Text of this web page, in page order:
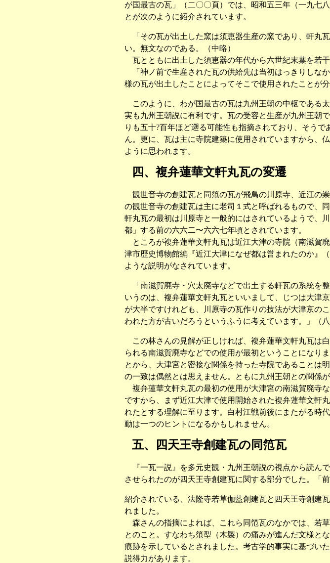
が国最古の瓦」（二〇〇頁）では、昭和五三年（一九七
とが次のように紹介されています。
「その瓦が出土した窯は須恵器生産の窯であり、軒丸
い。無文なのである。（中略）
瓦とともに出土した須恵器の年代から六世紀末葉を若
「神ノ前で生産された瓦の供給先は当初はっきりしな
様の瓦が出土したことによってそこで使用されたことが分
このように、わが国最古の瓦は九州王朝の中枢である
実も九州王朝説に有利です。瓦の受容と生産が九州王朝
りも五十?百年ほど遡る可能性も指摘されており、そう
ん。更に、瓦は主に寺院建築に使用されていますから、
ように思われます。
四、複弁蓮華文軒丸瓦の変遷
観世音寺の創建瓦と同笵の瓦が飛鳥の川原寺、近江の
の観世音寺の創建瓦は主に老司１式と呼ばれるもので、
軒丸瓦の最初は川原寺と一般的にはされているようで、
都」する前の六六二〜六六七年頃とされています。
ところが複弁蓮華文軒丸瓦は近江大津の寺院（南滋賀
津市歴史博物館編『近江大津になぜ都は営まれたのか』
ような説明がなされています。
「南滋賀廃寺・穴太廃寺などで出土する軒瓦の系統を
いうのは、複弁蓮華文軒丸瓦といいまして、じつは大津
が大半ですけれども、川原寺の瓦作りの技法が大津京の
われた方が古いだろうというふうに考えています。」（八
この林さんの見解が正しければ、複弁蓮華文軒丸瓦は
られる南滋賀廃寺などでの使用が最初ということになり
とから、大津宮と密接な関係を持った寺院であることは
の一致は偶然とは思えません。ともに九州王朝との関係
複弁蓮華文軒丸瓦の最初の使用が大津宮の南滋賀廃寺
ですから、まず近江大津で使用開始された複弁蓮華文軒
れたとする理解に至ります。白村江戦前後にまたがる時
動は一つのヒントになるかもしれません。
五、四天王寺創建瓦の同笵瓦
『一瓦一説』を多元史観・九州王朝説の視点から読ん
させられたのが四天王寺創建瓦に関する部分でした。
紹介されている、法隆寺若草伽藍創建瓦と四天王寺創建
れました。
森さんの指摘によれば、これら同笵瓦のなかでは、若
とのこと。すなわち笵型（木製）の痛みが進んだ文様と
痕跡を示しているとされました。考古学的事実に基づい
説得力があります。